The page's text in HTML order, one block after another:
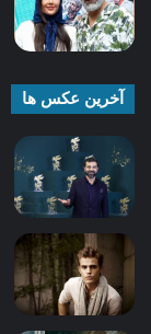
آخرین عکس ها